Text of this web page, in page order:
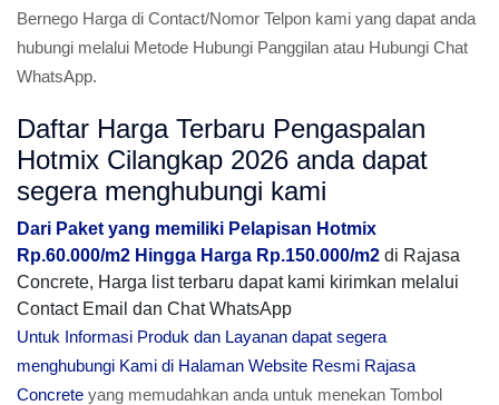
Bernego Harga di Contact/Nomor Telpon kami yang dapat anda
hubungi melalui Metode Hubungi Panggilan atau Hubungi Chat
WhatsApp.
Daftar Harga Terbaru Pengaspalan
Hotmix Cilangkap 2026 anda dapat
segera menghubungi kami
Dari Paket yang memiliki Pelapisan Hotmix
Rp.60.000/m2 Hingga Harga Rp.150.000/m2 di Rajasa
Concrete, Harga list terbaru dapat kami kirimkan melalui
Contact Email dan Chat WhatsApp
Untuk Informasi Produk dan Layanan dapat segera
menghubungi Kami di Halaman Website Resmi Rajasa
Concrete yang memudahkan anda untuk menekan Tombol